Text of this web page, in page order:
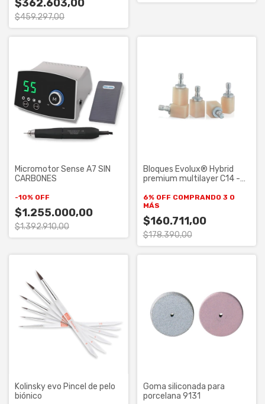
$362.603,00
$459.297,00
Micromotor Sense A7 SIN
CARBONES
-10% OFF
$1.255.000,00
$1.392.910,00
Bloques Evolux® Hybrid
premium multilayer C14 -
6% OFF COMPRANDO 3 O
MÁS
$160.711,00
$178.390,00
Kolinsky evo Pincel de pelo
biónico
Goma siliconada para
porcelana 9131